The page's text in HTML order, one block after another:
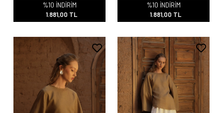
%10 İNDİRİM
1.881,00 TL
%10 İNDİRİM
1.881,00 TL